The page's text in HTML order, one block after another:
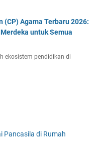
(CP) Agama Terbaru 2026:
untuk Semua
ekosistem pendidikan di
Pancasila di Rumah